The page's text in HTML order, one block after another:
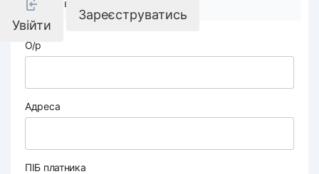
Увійти
Зареєструватись
Реквізити компанії
О/р
Адреса
ПІБ платника